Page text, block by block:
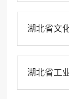
湖北省文
湖北省工